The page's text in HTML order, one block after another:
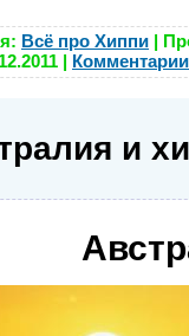
Всё про Хиппи |
|
и